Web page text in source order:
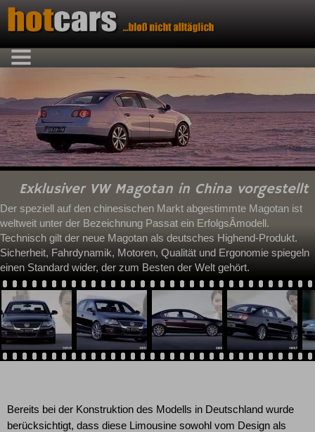
Exklusiver VW Magotan in China vorgestellt
Der speziell auf den chinesischen Markt abgestimmte Magotan ist
weltweit unter der Bezeichnung Passat ein ErfolgsÂ­modell.
Technisch gilt der neue Magotan als deutsches Highend-Produkt.
Sicherheit, Fahrdynamik, Motoren, Qualität und Ergonomie spiegeln
einen Standard wider, der zum Besten der Welt gehört.
Bereits bei der Konstruktion des Modells in Deutschland wurde
berücksichtigt, dass diese Limousine sowohl vom Design als